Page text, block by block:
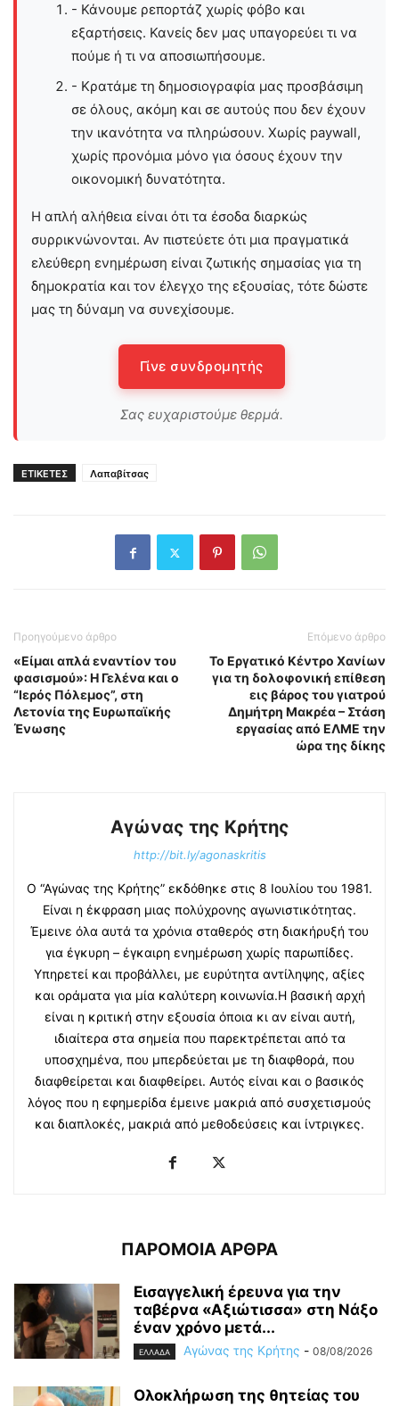
- Κάνουμε ρεπορτάζ χωρίς φόβο και
εξαρτήσεις. Κανείς δεν μας υπαγορεύει τι να
πούμε ή τι να αποσιωπήσουμε.
- Κρατάμε τη δημοσιογραφία μας προσβάσιμη
σε όλους, ακόμη και σε αυτούς που δεν έχουν
την ικανότητα να πληρώσουν. Χωρίς paywall,
χωρίς προνόμια μόνο για όσους έχουν την
οικονομική δυνατότητα.
Η απλή αλήθεια είναι ότι τα έσοδα διαρκώς
συρρικνώνονται. Αν πιστεύετε ότι μια πραγματικά
ελεύθερη ενημέρωση είναι ζωτικής σημασίας για τη
δημοκρατία και τον έλεγχο της εξουσίας, τότε δώστε
μας τη δύναμη να συνεχίσουμε.
Γίνε συνδρομητής
Σας ευχαριστούμε θερμά.
ΕΤΙΚΕΤΕΣ Λαπαβίτσας
Προηγούμενο άρθρο
«Είμαι απλά εναντίον του
φασισμού»: Η Γελένα και ο
“Ιερός Πόλεμος”, στη
Λετονία της Ευρωπαϊκής
Ένωσης
Επόμενο άρθρο
Το Εργατικό Κέντρο Χανίων
για τη δολοφονική επίθεση
εις βάρος του γιατρού
Δημήτρη Μακρέα – Στάση
εργασίας από ΕΛΜΕ την
ώρα της δίκης
Αγώνας της Κρήτης
http://bit.ly/agonaskritis
Ο “Αγώνας της Κρήτης” εκδόθηκε στις 8 Ιουλίου του 1981.
Είναι η έκφραση μιας πολύχρονης αγωνιστικότητας.
Έμεινε όλα αυτά τα χρόνια σταθερός στη διακήρυξή του
για έγκυρη – έγκαιρη ενημέρωση χωρίς παρωπίδες.
Υπηρετεί και προβάλλει, με ευρύτητα αντίληψης, αξίες
και οράματα για μία καλύτερη κοινωνία.Η βασική αρχή
είναι η κριτική στην εξουσία όποια κι αν είναι αυτή,
ιδιαίτερα στα σημεία που παρεκτρέπεται από τα
υποσχημένα, που μπερδεύεται με τη διαφθορά, που
διαφθείρεται και διαφθείρει. Αυτός είναι και ο βασικός
λόγος που η εφημερίδα έμεινε μακριά από συσχετισμούς
και διαπλοκές, μακριά από μεθοδεύσεις και ίντριγκες.
ΠΑΡΟΜΟΙΑ ΑΡΘΡΑ
Εισαγγελική έρευνα για την
ταβέρνα «Αξιώτισσα» στη Νάξο
έναν χρόνο μετά...
ΕΛΛΑΔΑ Αγώνας της Κρήτης - 08/08/2026
Ολοκλήρωση της θητείας του